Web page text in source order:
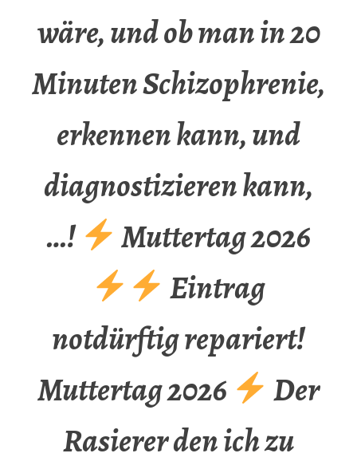
wäre, und ob man in 20
Minuten Schizophrenie,
erkennen kann, und
diagnostizieren kann,
…!
Muttertag 2026
Eintrag
notdürftig repariert!
Muttertag 2026
Der
Rasierer den ich zu